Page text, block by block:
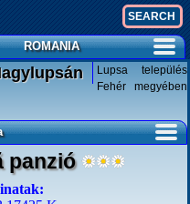
ROMANIA
Lupsa település
Fehér megyében
panzió